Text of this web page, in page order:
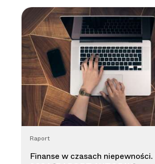
Raport
Finanse w czasach